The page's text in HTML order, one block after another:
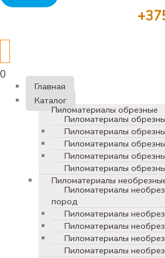
0
Главная
Каталог
Пиломатериалы обрезные
Пиломатериалы
Пиломатериалы
Пиломатериалы
Пиломатериалы
Пиломатериалы
Пиломатериалы
Пиломатериалы
пород
Пиломатериалы
Пиломатериалы
Пиломатериалы
Пиломатериалы